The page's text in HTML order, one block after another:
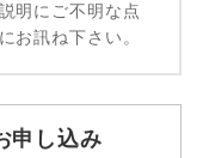
明にご不明な点
お訊ね下さい。
申し込み